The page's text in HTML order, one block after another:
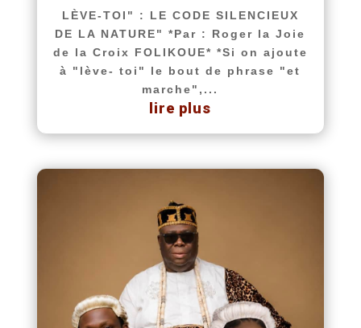
LÈVE-TOI" : LE CODE SILENCIEUX
DE LA NATURE" *Par : Roger la Joie
de la Croix FOLIKOUE* *Si on ajoute
à "lève- toi" le bout de phrase "et
marche",...
lire plus